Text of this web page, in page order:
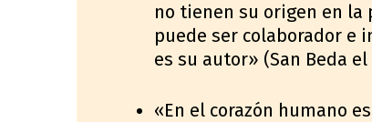
no tienen su origen en la
puede ser colaborador e
es su autor» (San Beda
«En el corazón humano